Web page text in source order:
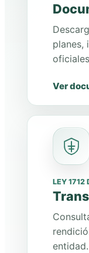
planes,
Ver
LEY 1712
entidad.